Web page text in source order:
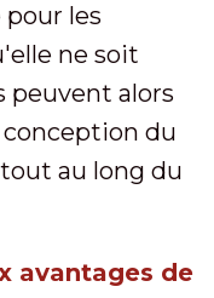
les
ne soit
peuvent alors
du
au long du
avantages de